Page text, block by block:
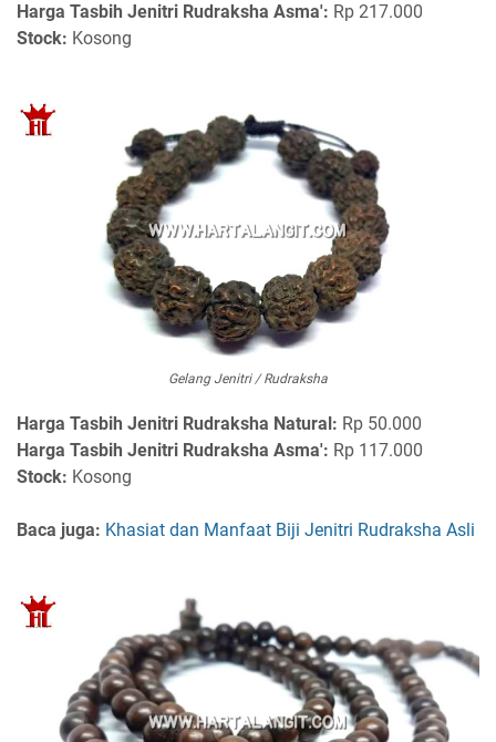
Harga Tasbih Jenitri Rudraksha Asma': Rp 217.000
Stock: Kosong
Gelang Jenitri / Rudraksha
Harga Tasbih Jenitri Rudraksha Natural: Rp 50.000
Harga Tasbih Jenitri Rudraksha Asma': Rp 117.000
Stock: Kosong
Baca juga: Khasiat dan Manfaat Biji Jenitri Rudraksha Asli